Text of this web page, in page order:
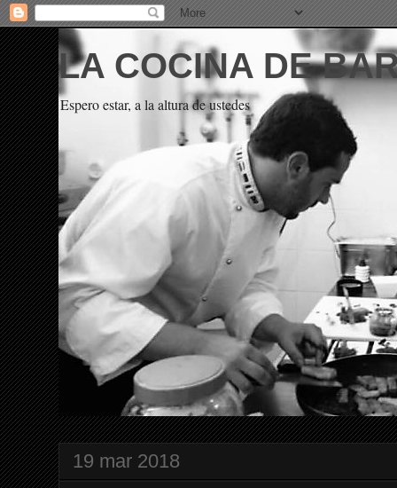
LA COCINA DE
Espero estar, a la altura de ustedes
19 mar 2018